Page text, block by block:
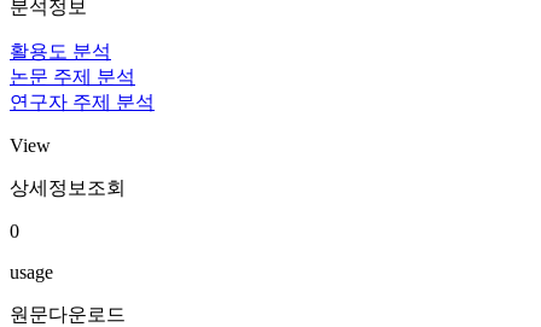
분석정보
활용도 분석
논문 주제 분석
연구자 주제 분석
View
상세정보조회
0
usage
원문다운로드